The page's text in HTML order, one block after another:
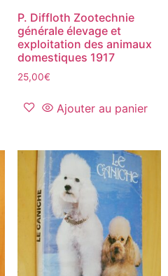
P. Diffloth Zootechnie
générale élevage et
exploitation des animaux
domestiques 1917
25,00€
Ajouter au panier